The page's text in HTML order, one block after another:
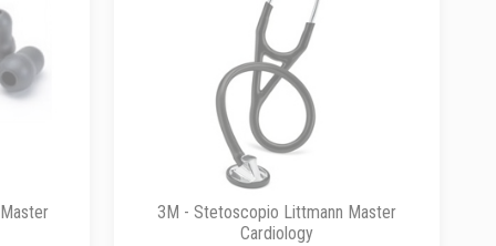
3M - Stetoscopio Littmann Master
Cardiology